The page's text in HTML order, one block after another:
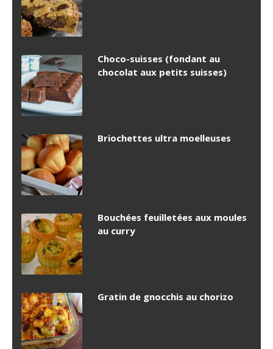
Choco-suisses (fondant au
chocolat aux petits suisses)
Briochettes ultra moelleuses
Bouchées feuilletées aux moules
au curry
Gratin de gnocchis au chorizo